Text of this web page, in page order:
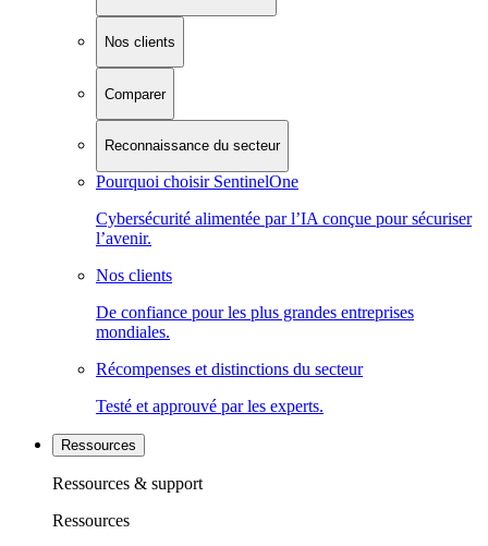
Nos clients
Comparer
Reconnaissance du secteur
Pourquoi choisir SentinelOne
Cybersécurité alimentée par l’IA conçue pour sécuriser
l’avenir.
Nos clients
De confiance pour les plus grandes entreprises
mondiales.
Récompenses et distinctions du secteur
Testé et approuvé par les experts.
Ressources
Ressources & support
Ressources